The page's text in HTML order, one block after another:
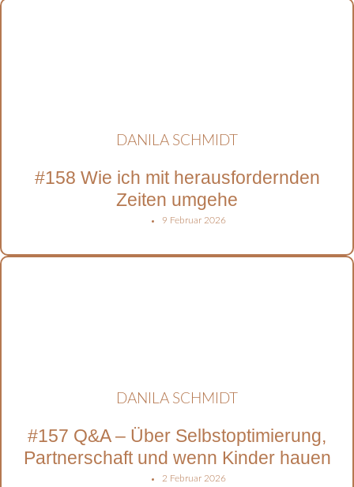
DANILA SCHMIDT
#158 Wie ich mit herausfordernden
Zeiten umgehe
9 Februar 2026
DANILA SCHMIDT
#157 Q&A – Über Selbstoptimierung,
Partnerschaft und wenn Kinder hauen
2 Februar 2026